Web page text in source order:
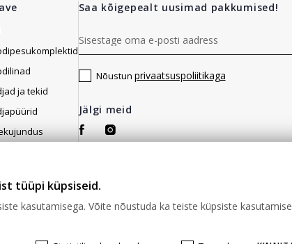
ja tekid
Saa kõigepealt uusimad pakkumised!
Nõustun privaatsuspoliitikaga
Jälgi meid
tüüpi küpsiseid.
kasutamisega. Võite nõustuda ka teiste küpsiste